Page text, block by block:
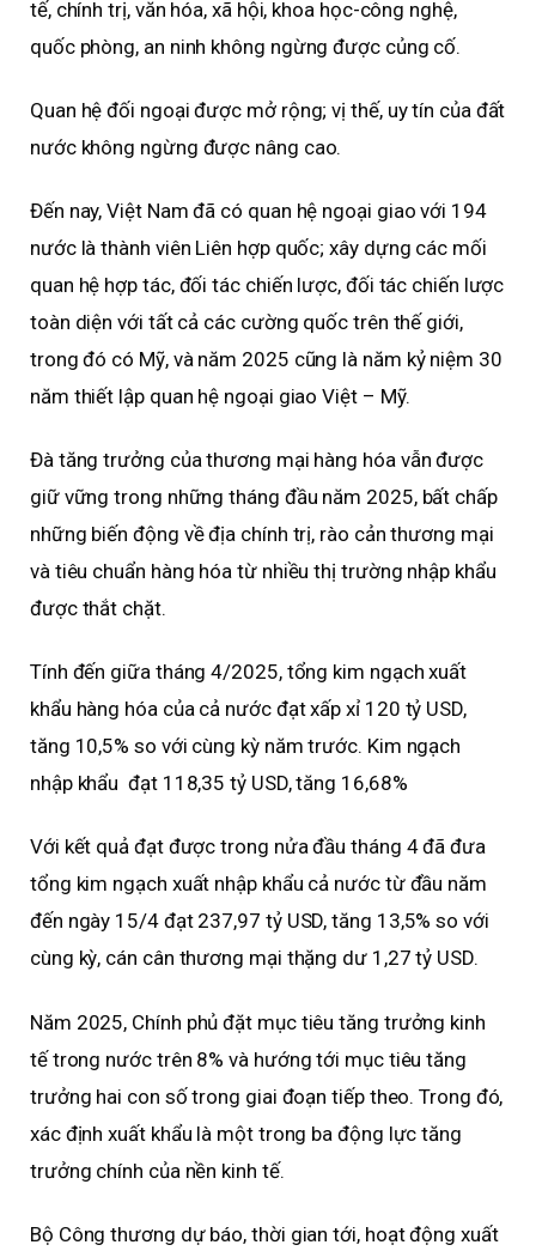
tế, chính trị, văn hóa, xã hội, khoa học-công nghệ,
quốc phòng, an ninh không ngừng được củng cố.
Quan hệ đối ngoại được mở rộng; vị thế, uy tín của đất
nước không ngừng được nâng cao.
Đến nay, Việt Nam đã có quan hệ ngoại giao với 194
nước là thành viên Liên hợp quốc; xây dựng các mối
quan hệ hợp tác, đối tác chiến lược, đối tác chiến lược
toàn diện với tất cả các cường quốc trên thế giới,
trong đó có Mỹ, và năm 2025 cũng là năm kỷ niệm 30
năm thiết lập quan hệ ngoại giao Việt – Mỹ.
Đà tăng trưởng của thương mại hàng hóa vẫn được
giữ vững trong những tháng đầu năm 2025, bất chấp
những biến động về địa chính trị, rào cản thương mại
và tiêu chuẩn hàng hóa từ nhiều thị trường nhập khẩu
được thắt chặt.
Tính đến giữa tháng 4/2025, tổng kim ngạch xuất
khẩu hàng hóa của cả nước đạt xấp xỉ 120 tỷ USD,
tăng 10,5% so với cùng kỳ năm trước. Kim ngạch
nhập khẩu đạt 118,35 tỷ USD, tăng 16,68%
Với kết quả đạt được trong nửa đầu tháng 4 đã đưa
tổng kim ngạch xuất nhập khẩu cả nước từ đầu năm
đến ngày 15/4 đạt 237,97 tỷ USD, tăng 13,5% so với
cùng kỳ, cán cân thương mại thặng dư 1,27 tỷ USD.
Năm 2025, Chính phủ đặt mục tiêu tăng trưởng kinh
tế trong nước trên 8% và hướng tới mục tiêu tăng
trưởng hai con số trong giai đoạn tiếp theo. Trong đó,
xác định xuất khẩu là một trong ba động lực tăng
trưởng chính của nền kinh tế.
Bộ Công thương dự báo, thời gian tới, hoạt động xuất